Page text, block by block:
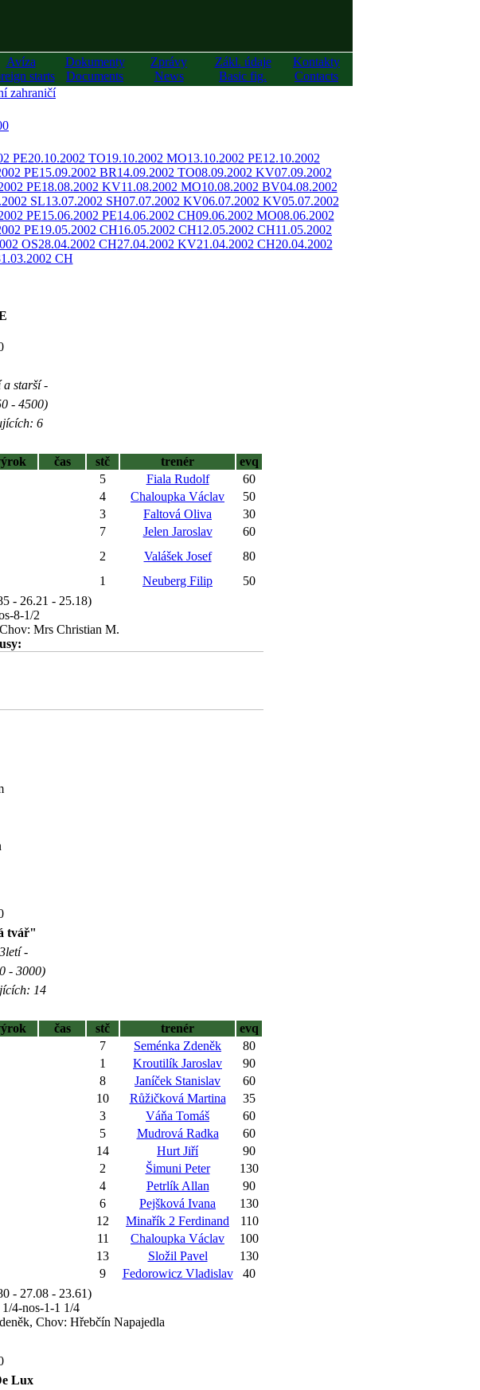
Avíza
starts
Dokumenty
Documents
Zprávy
News
Zákl. údaje
Basic fig.
Kontakty
Contacts
zahraničí
PE20.10.2002 TO19.10.2002 MO13.10.2002 PE12.10.2002
PE15.09.2002 BR14.09.2002 TO08.09.2002 KV07.09.2002
PE18.08.2002 KV11.08.2002 MO10.08.2002 BV04.08.2002
SL13.07.2002 SH07.07.2002 KV06.07.2002 KV05.07.2002
PE15.06.2002 PE14.06.2002 CH09.06.2002 MO08.06.2002
PE19.05.2002 CH16.05.2002 CH12.05.2002 CH11.05.2002
OS28.04.2002 CH27.04.2002 KV21.04.2002 CH20.04.2002
CH
a starší -
- 4500)
6
čas stč trenér
evq
5 Fiala Rudolf
60
4 Chaloupka Václav
50
3 Faltová Oliva
30
7 Jelen Jaroslav
60
2 Valášek Josef
80
1 Neuberg Filip
50
- 26.21 - 25.18)
8-1/2
Mrs Christian M.
tvář"
-
- 3000)
14
čas stč trenér
evq
7 Seménka Zdeněk
80
1 Kroutilík Jaroslav
90
8 Janíček Stanislav
60
10 Růžičková Martina
35
3 Váňa Tomáš
60
5 Mudrová Radka
60
14 Hurt Jiří
90
2 Šimuni Peter
130
4 Petrlík Allan
90
6 Pejšková Ivana
130
12 Minařík 2 Ferdinand
110
11 Chaloupka Václav
100
13 Složil Pavel
130
9 Fedorowicz Vladislav
40
- 27.08 - 23.61)
4-nos-1-1 1/4
Chov: Hřebčín Napajedla
Lux